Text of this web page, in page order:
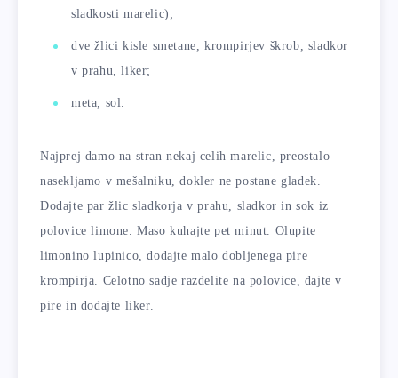
sladkosti marelic);
dve žlici kisle smetane, krompirjev škrob, sladkor
v prahu, liker;
meta, sol.
Najprej damo na stran nekaj celih marelic, preostalo
nasekljamo v mešalniku, dokler ne postane gladek.
Dodajte par žlic sladkorja v prahu, sladkor in sok iz
polovice limone. Maso kuhajte pet minut. Olupite
limonino lupinico, dodajte malo dobljenega pire
krompirja. Celotno sadje razdelite na polovice, dajte v
pire in dodajte liker.